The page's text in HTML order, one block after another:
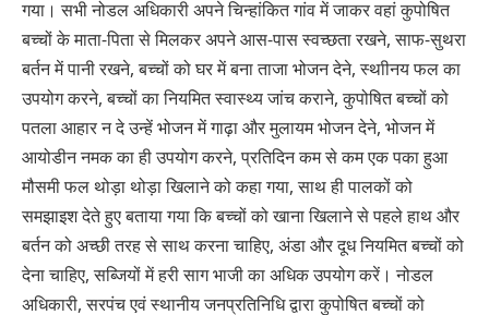
गया। सभी नोडल अधिकारी अपने चिन्हांकित गांव में जाकर वहां कुपोषित
बच्चों के माता-पिता से मिलकर अपने आस-पास स्वच्छता रखने, साफ-सुथरा
बर्तन में पानी रखने, बच्चों को घर में बना ताजा भोजन देने, स्थाीनय फल का
उपयोग करने, बच्चों का नियमित स्वास्थ्य जांच कराने, कुपोषित बच्चों को
पतला आहार न दे उन्हें भोजन में गाढ़ा और मुलायम भोजन देने, भोजन में
आयोडीन नमक का ही उपयोग करने, प्रतिदिन कम से कम एक पका हुआ
मौसमी फल थोड़ा थोड़ा खिलाने को कहा गया, साथ ही पालकों को
समझाइश देते हुए बताया गया कि बच्चों को खाना खिलाने से पहले हाथ और
बर्तन को अच्छी तरह से साथ करना चाहिए, अंडा और दूध नियमित बच्चों को
देना चाहिए, सब्जियों में हरी साग भाजी का अधिक उपयोग करें। नोडल
अधिकारी, सरपंच एवं स्थानीय जनप्रतिनिधि द्वारा कुपोषित बच्चों को